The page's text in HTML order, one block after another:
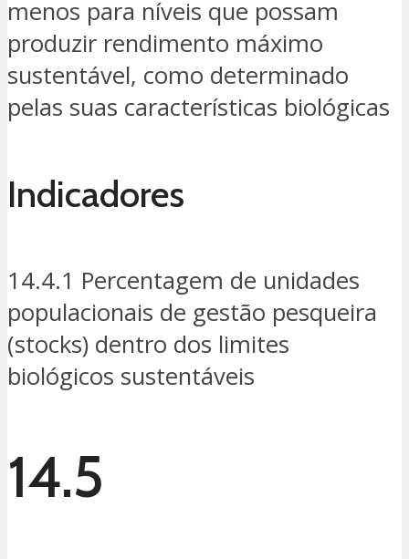
menos para níveis que possam
produzir rendimento máximo
sustentável, como determinado
pelas suas características biológicas
Indicadores
14.4.1 Percentagem de unidades
populacionais de gestão pesqueira
(stocks) dentro dos limites
biológicos sustentáveis
14.5